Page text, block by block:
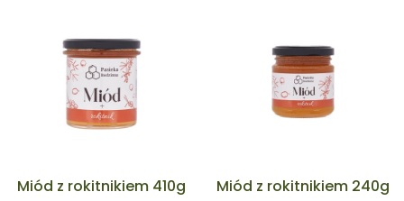
Miód z rokitnikiem 410g Miód z rokitnikiem 240g